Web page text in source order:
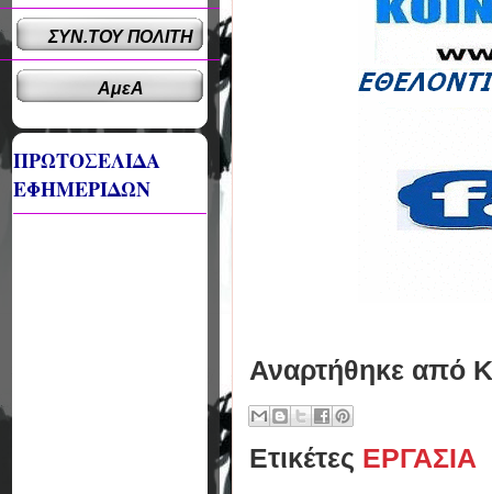
Αναρτήθηκε από
Ετικέτες ΕΡΓΑΣΙΑ
ΣΥΝ.ΤΟΥ ΠΟΛΙΤΗ
ΑμεΑ
ΠΡΩΤΟΣΕΛΙΔΑ
ΕΦΗΜΕΡΙΔΩΝ